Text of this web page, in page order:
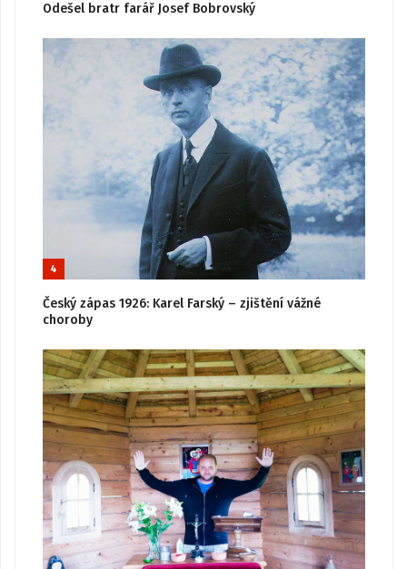
Odešel bratr farář Josef Bobrovský
4
Český zápas 1926: Karel Farský – zjištění vážné
choroby